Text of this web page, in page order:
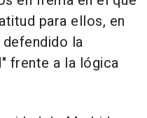
para ellos, en
la
frente a la lógica